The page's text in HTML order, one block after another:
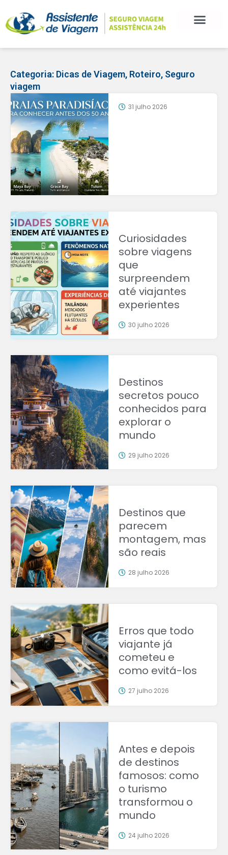
Categoria: Dicas de Viagem, Roteiro, Seguro
viagem
31 julho 2026
Curiosidades
sobre viagens
que
surpreendem
até viajantes
experientes
30 julho 2026
Destinos
secretos pouco
conhecidos para
explorar o
mundo
29 julho 2026
Destinos que
parecem
montagem, mas
são reais
28 julho 2026
Erros que todo
viajante já
cometeu e
como evitá-los
27 julho 2026
Antes e depois
de destinos
famosos: como
o turismo
transformou o
mundo
24 julho 2026